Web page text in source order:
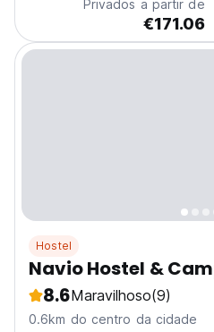
Privados a partir de
€171.06
Hostel
Navio Hostel &
8.6Maravilhoso(9)
0.6km do centro da cidade